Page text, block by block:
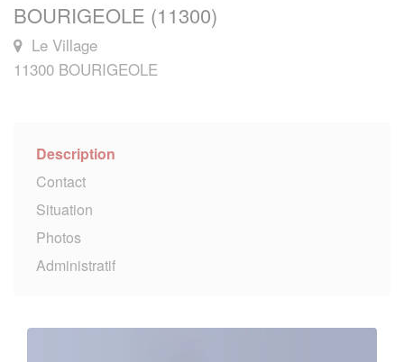
BOURIGEOLE (11300)
Le Village
11300 BOURIGEOLE
Description
Contact
Situation
Photos
Administratif